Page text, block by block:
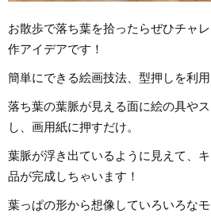
お散歩で落ち葉を拾ったらぜひチャ
作アイデアです！
簡単にできる絵画技法、型押しを利用
落ち葉の葉脈が見える面に絵の具や
し、画用紙に押すだけ。
葉脈が浮き出ているように見えて、
品が完成しちゃいます！
葉っぱの形から想像していろいろな